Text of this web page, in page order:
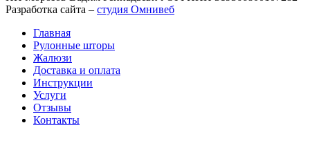
Разработка сайта – студия Омнивеб
Главная
Рулонные шторы
Жалюзи
Доставка и оплата
Инструкции
Услуги
Отзывы
Контакты